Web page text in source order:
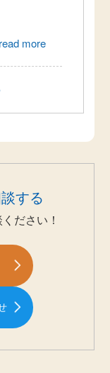
read more
する
ださい！